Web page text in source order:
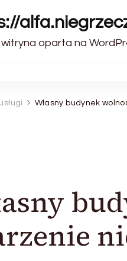
witryna oparta na
usługi Własny budynek